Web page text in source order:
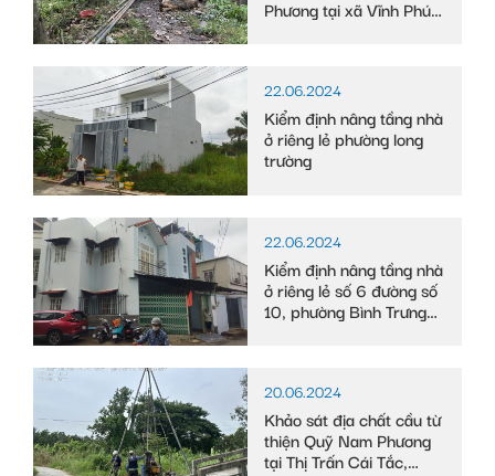
Phương tại xã Vĩnh Phú
22.06.2024
Kiểm định nâng tầng nhà
ở riêng lẻ phường long
trường
22.06.2024
Kiểm định nâng tầng nhà
ở riêng lẻ số 6 đường số
10, phường Bình Trưng
20.06.2024
Khảo sát địa chất cầu từ
thiện Quỹ Nam Phương
tại Thị Trấn Cái Tắc,